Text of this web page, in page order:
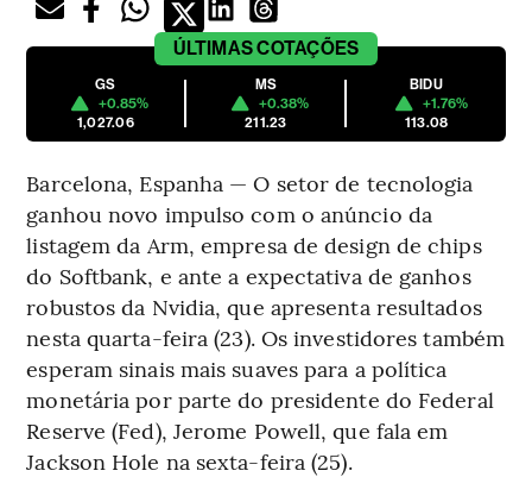
ÚLTIMASCOTAÇÕES
GS
+0.85%
1,027.06
MS
+0.38%
211.23
BIDU
+1.76%
113.08
Barcelona, Espanha — O setor de tecnologia
ganhou novo impulso com o anúncio da
listagem da Arm, empresa de design de chips
do Softbank, e ante a expectativa de ganhos
robustos da Nvidia, que apresenta resultados
nesta quarta-feira (23). Os investidores também
esperam sinais mais suaves para a política
monetária por parte do presidente do Federal
Reserve (Fed), Jerome Powell, que fala em
Jackson Hole na sexta-feira (25).